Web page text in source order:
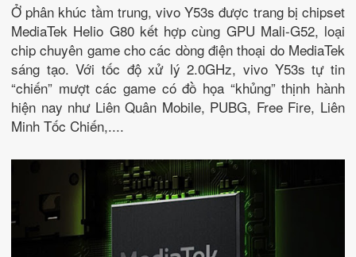
Ở phân khúc tầm trung, vivo Y53s được trang bị chipset
MediaTek Helio G80 kết hợp cùng GPU Mali-G52, loại
chip chuyên game cho các dòng điện thoại do MediaTek
sáng tạo. Với tốc độ xử lý 2.0GHz, vivo Y53s tự tin
“chiến” mượt các game có đồ họa “khủng” thịnh hành
hiện nay như Liên Quân Mobile, PUBG, Free Fire, Liên
Minh Tốc Chiến,....